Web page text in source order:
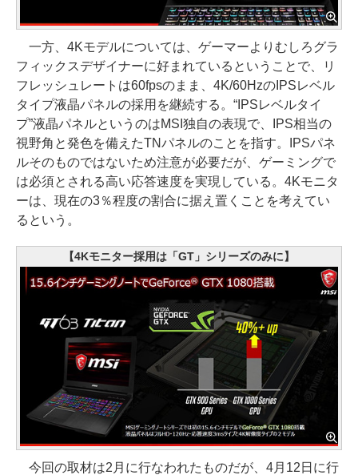
一方、4Kモデルについては、ゲーマーよりむしろグラ
フィックスデザイナーに好まれているということで、リ
フレッシュレートは60fpsのまま、4K/60HzのIPSレベル
タイプ液晶パネルの採用を継続する。“IPSレベルタイ
プ”液晶パネルというのはMSI独自の表現で、IPS相当の
視野角と発色を備えたTNパネルのことを指す。IPSパネ
ルそのものではないため注意が必要だが、ゲーミングで
は必須とされる高い応答速度を実現している。4Kモニタ
ーは、現在の3％程度の割合に据え置くことを考えてい
るという。
【4Kモニター採用は「GT」シリーズのみに】
今回の取材は2月に行なわれたものだが、4月12日に行